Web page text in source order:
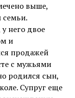
выше,
семьи.
него двое
и
продажей
с мужьями
родился сын,
Супруг еще